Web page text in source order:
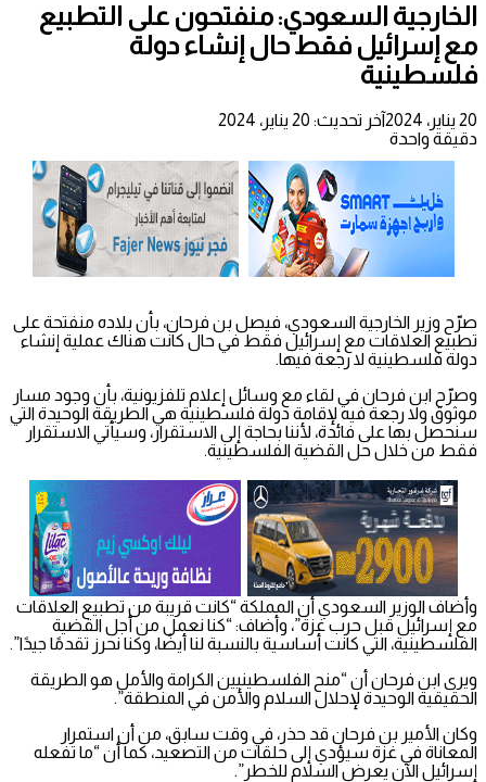
الخارجية السعودي: منفتحون على التطبيع
مع إسرائيل فقط حال إنشاء دولة
فلسطينية
20 يناير، 2024
آخر تحديث: 20 يناير، 2024
دقيقة واحدة
صرّح وزير الخارجية السعودي، فيصل بن فرحان، بأن بلاده منفتحة على
تطبيع العلاقات مع إسرائيل فقط في حال كانت هناك عملية إنشاء
دولة فلسطينية لا رجعة فيها.
وصرّح ابن فرحان في لقاء مع وسائل إعلام تلفزيونية، بأن وجود مسار
موثوق ولا رجعة فيه لإقامة دولة فلسطينية هي الطريقة الوحيدة التي
سنحصل بها على فائدة، لأننا بحاجة إلى الاستقرار، وسيأتي الاستقرار
فقط من خلال حل القضية الفلسطينية.
وأضاف الوزير السعودي أن المملكة “كانت قريبة من تطبيع العلاقات
مع إسرائيل قبل حرب غزة”، وأضاف: “كنا نعمل من أجل القضية
الفلسطينية، التي كانت أساسية بالنسبة لنا أيضًا، وكنا نحرز تقدمًا جيدًا”.
ويرى ابن فرحان أن “منح الفلسطينيين الكرامة والأمل هو الطريقة
الحقيقية الوحيدة لإحلال السلام والأمن في المنطقة”.
وكان الأمير بن فرحان قد حذر، في وقت سابق، من أن استمرار
المعاناة في غزة سيؤدي إلى حلقات من التصعيد، كما أن “ما تفعله
إسرائيل الآن يعرض السلام للخطر”.